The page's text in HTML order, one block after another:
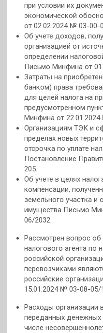
при условии их
экономической
от 02.02.2024 № 03-00-
Об учете доходов,
организацией от
определении
Письмо Минфина от
Затраты на
банком) права
для целей налога на
предусмотренном
Минфина от
Организациям ТЭК и
пределах новых
отсрочка по уплате
Постановление
205.
Об учете в целях
компенсации,
земельного участка
имущества Письмо
06/2032.
Рассмотрен вопрос об
налогового агента по
российской
перевозчиками
российские
15.01.2024 № 03-08-05/
Расходы организации
переданных денежных
числе